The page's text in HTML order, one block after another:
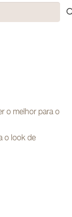
o melhor para o
o look de